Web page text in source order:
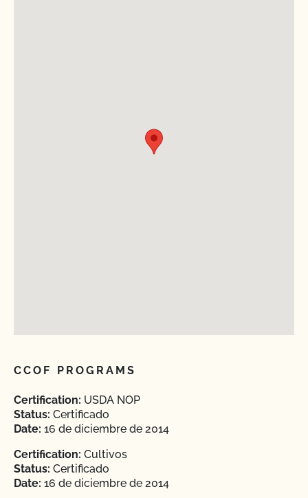
CCOF PROGRAMS
Certification: USDA NOP
Status: Certificado
Date: 16 de diciembre de 2014
Certification: Cultivos
Status: Certificado
Date: 16 de diciembre de 2014